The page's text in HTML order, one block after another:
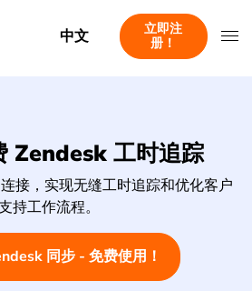
中文
立即注
册！
Zendesk 工时追踪
接，实现无缝工时追踪和优化客户
持工作流程。
同步 - 免费使用！